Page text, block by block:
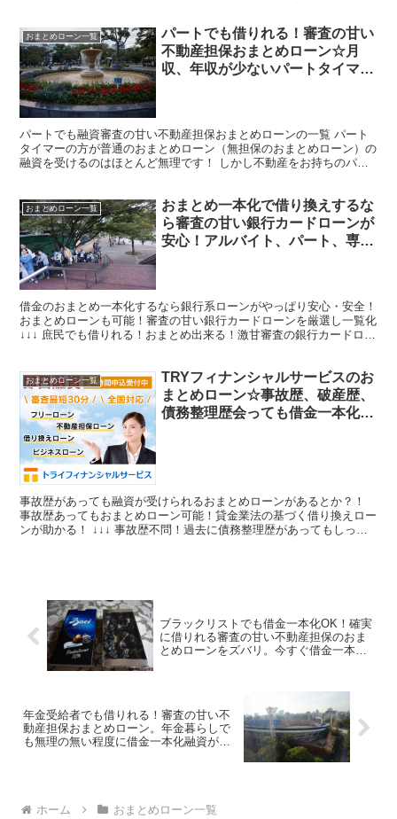
おまとめローン一覧
パートでも借りれる！審査の甘い
不動産担保おまとめローン☆月
収、年収が少ないパートタイマー
パートでも融資審査の甘い不動産担保おまとめローンの一覧 パート
タイマーの方が普通のおまとめローン（無担保のおまとめローン）の
融資を受けるのはほとんど無理です！ しかし不動産をお持ちのパー
おまとめローン一覧
おまとめ一本化で借り換えするな
ら審査の甘い銀行カードローンが
安心！アルバイト、パート、専業
借金のおまとめ一本化するなら銀行系ローンがやっぱり安心・安全！
おまとめローンも可能！審査の甘い銀行カードローンを厳選し一覧化
↓↓↓ 庶民でも借りれる！おまとめ出来る！激甘審査の銀行カードロー
おまとめローン一覧
TRYフィナンシャルサービスのお
まとめローン☆事故歴、破産歴、
債務整理歴会っても借金一本化、
事故歴があっても融資が受けられるおまとめローンがあるとか？！
事故歴あってもおまとめローン可能！貸金業法の基づく借り換えロー
ンが助かる！ ↓↓↓ 事故歴不問！過去に債務整理歴があってもしっか
ブラックリストでも借金一本化OK！確実
に借りれる審査の甘い不動産担保のおま
とめローンをズバリ。今すぐ借金一本化
年金受給者でも借りれる！審査の甘い不
動産担保おまとめローン。年金暮らしで
も無理の無い程度に借金一本化融資が可
ホーム おまとめローン一覧